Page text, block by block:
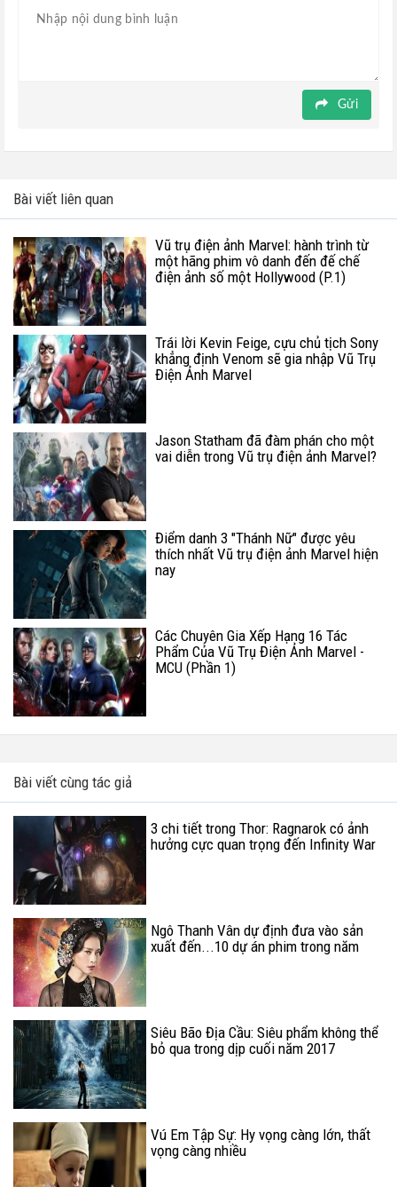
Gửi
Bài viết liên quan
Vũ trụ điện ảnh Marvel: hành trình từ
một hãng phim vô danh đến đế chế
điện ảnh số một Hollywood (P.1)
Trái lời Kevin Feige, cựu chủ tịch Sony
khẳng định Venom sẽ gia nhập Vũ Trụ
Điện Ảnh Marvel
Jason Statham đã đàm phán cho một
vai diễn trong Vũ trụ điện ảnh Marvel?
Điểm danh 3 "Thánh Nữ" được yêu
thích nhất Vũ trụ điện ảnh Marvel hiện
nay
Các Chuyên Gia Xếp Hạng 16 Tác
Phẩm Của Vũ Trụ Điện Ảnh Marvel -
MCU (Phần 1)
Bài viết cùng tác giả
3 chi tiết trong Thor: Ragnarok có ảnh
hưởng cực quan trọng đến Infinity War
Ngô Thanh Vân dự định đưa vào sản
xuất đến...10 dự án phim trong năm
Siêu Bão Địa Cầu: Siêu phẩm không thể
bỏ qua trong dịp cuối năm 2017
Vú Em Tập Sự: Hy vọng càng lớn, thất
vọng càng nhiều